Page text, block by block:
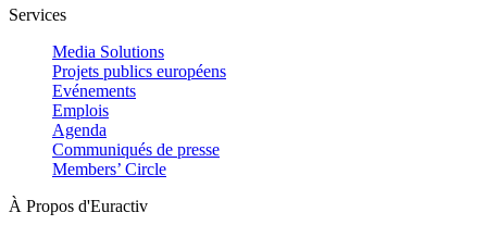
Services
Media Solutions
Projets publics européens
Evénements
Emplois
Agenda
Communiqués de presse
Members’ Circle
À Propos d'Euractiv